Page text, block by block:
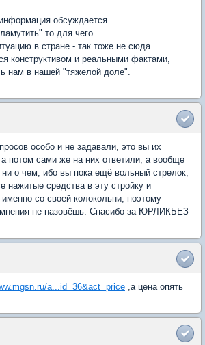
обсуждается.
то для чего.
в стране - так тоже не сюда.
конструктивом и реальными фактами,
нам в нашей "тяжелой доле".
особо и не задавали, это вы их
потом сами же на них ответили, а вообще
о чем, ибо вы пока ещё вольный стрелок,
нажитые средства в эту стройку и
со своей колокольни, поэтому
не назовёшь. Спасибо за ЮРЛИКБЕЗ
a...id=36&act=price ,а цена опять